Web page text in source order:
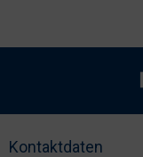
Kontaktdaten